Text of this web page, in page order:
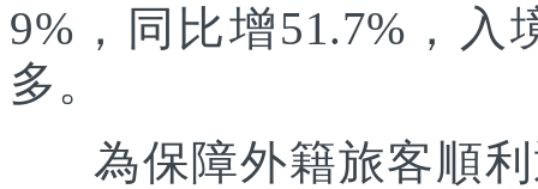
9%，同比增51.7%，
多。
為保障外籍旅客順利